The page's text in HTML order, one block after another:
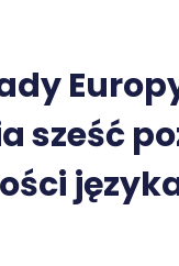
sześć